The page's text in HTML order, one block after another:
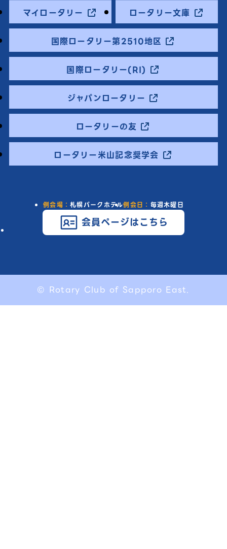
マイロータリー ロータリー文庫
国際ロータリー第2510地区
国際ロータリー(RI)
ジャパンロータリー
ロータリーの友
ロータリー米山記念奨学会
例会場：札幌パークホテル例会日： 毎週木曜日
会員ページはこちら
© Rotary Club of Sapporo East.